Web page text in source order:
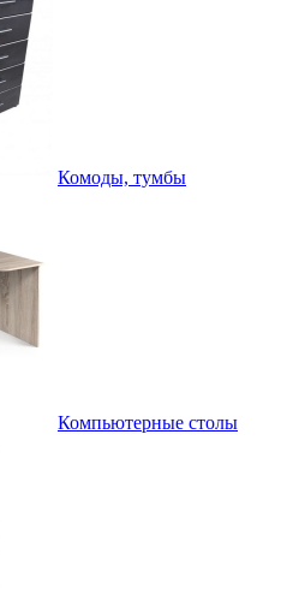
Комоды, тумбы
Компьютерные столы